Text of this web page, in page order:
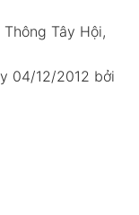
Tây Hội,
04/12/2012 bởi